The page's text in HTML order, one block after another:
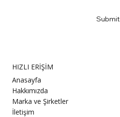
Submit
HIZLI ERİŞİM
Anasayfa
Hakkımızda
Marka ve Şirketler
İletişim